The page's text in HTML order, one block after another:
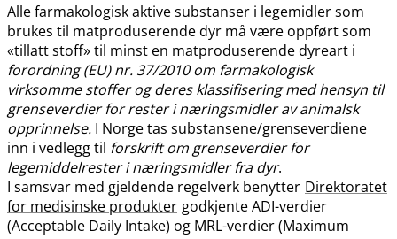
Alle farmakologisk aktive substanser i legemidler som
brukes til matproduserende dyr må være oppført som
«tillatt stoff» til minst en matproduserende dyreart i
forordning (EU) nr. 37/2010 om farmakologisk
virksomme stoffer og deres klassifisering med hensyn til
grenseverdier for rester i næringsmidler av animalsk
opprinnelse. I Norge tas substansene​/​grenseverdiene
inn i vedlegg til forskrift om grenseverdier for
legemiddelrester i næringsmidler fra dyr.
I samsvar med gjeldende regelverk benytter Direktoratet
for medisinske produkter godkjente ADI-verdier
(Acceptable Daily Intake) og MRL-verdier (Maximum